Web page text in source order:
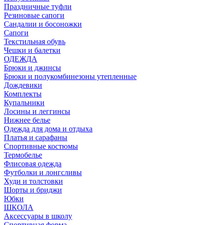
Праздничные туфли
Резиновые сапоги
Сандалии и босоножки
Сапоги
Текстильная обувь
Чешки и балетки
ОДЕЖДА
Брюки и джинсы
Брюки и полукомбинезоны утепленные
Дождевики
Комплекты
Купальники
Лосины и леггинсы
Нижнее белье
Одежда для дома и отдыха
Платья и сарафаны
Спортивные костюмы
Термобелье
Флисовая одежда
Футболки и лонгсливы
Худи и толстовки
Шорты и бриджи
Юбки
ШКОЛА
Аксессуары в школу